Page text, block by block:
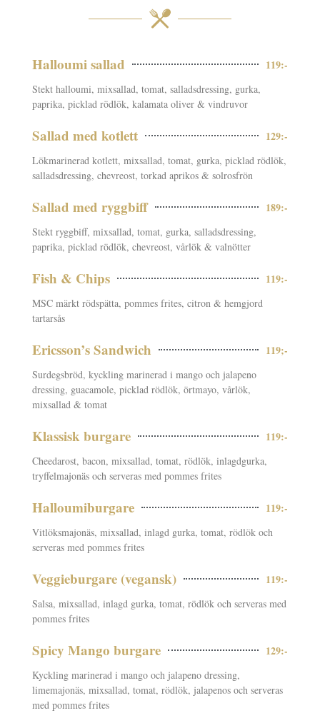
Halloumi sallad 119:-
Stekt halloumi, mixsallad, tomat, salladsdressing, gurka,
paprika, picklad rödlök, kalamata oliver & vindruvor
Sallad med kotlett 129:-
Lökmarinerad kotlett, mixsallad, tomat, gurka, picklad rödlök,
salladsdressing, chevreost, torkad aprikos & solrosfrön
Sallad med ryggbiff 189:-
Stekt ryggbiff, mixsallad, tomat, gurka, salladsdressing,
paprika, picklad rödlök, chevreost, vårlök & valnötter
Fish & Chips 119:-
MSC märkt rödspätta, pommes frites, citron & hemgjord
tartarsås
Ericsson’s Sandwich 119;-
Surdegsbröd, kyckling marinerad i mango och jalapeno
dressing, guacamole, picklad rödlök, örtmayo, vårlök,
mixsallad & tomat
Klassisk burgare 119:-
Cheedarost, bacon, mixsallad, tomat, rödlök, inlagdgurka,
tryffelmajonäs och serveras med pommes frites
Halloumiburgare 119:-
Vitlöksmajonäs, mixsallad, inlagd gurka, tomat, rödlök och
serveras med pommes frites
Veggieburgare (vegansk) 119:-
Salsa, mixsallad, inlagd gurka, tomat, rödlök och serveras med
pommes frites
Spicy Mango burgare 129:-
Kyckling marinerad i mango och jalapeno dressing,
limemajonäs, mixsallad, tomat, rödlök, jalapenos och serveras
med pommes frites